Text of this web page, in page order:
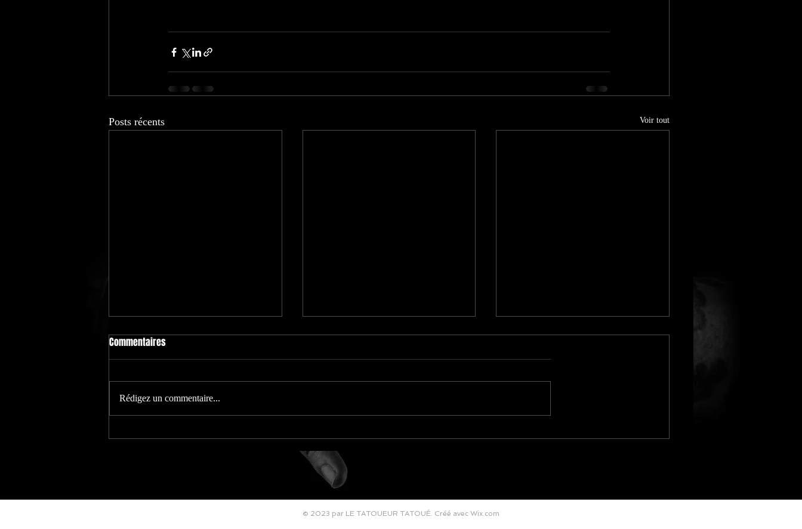
Posts récents Voir tout
PROBLEME DE MESSAGERIE
Bonjour! il y a un souci dans la
aline.lollipop@gmail.com merci
Parution dans le Ouest France
aujourd'hui !
Commentaires
Rédigez un commentaire...
© 2023 par LE TATOUEUR TATOUÉ. Créé avec Wix.com